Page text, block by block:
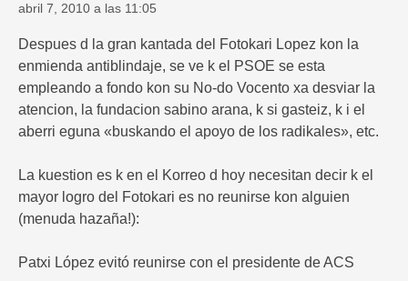
abril 7, 2010 a las 11:05
Despues d la gran kantada del Fotokari Lopez kon la
enmienda antiblindaje, se ve k el PSOE se esta
empleando a fondo kon su No-do Vocento xa desviar la
atencion, la fundacion sabino arana, k si gasteiz, k i el
aberri eguna «buskando el apoyo de los radikales», etc.
La kuestion es k en el Korreo d hoy necesitan decir k el
mayor logro del Fotokari es no reunirse kon alguien
(menuda hazaña!):
Patxi López evitó reunirse con el presidente de ACS